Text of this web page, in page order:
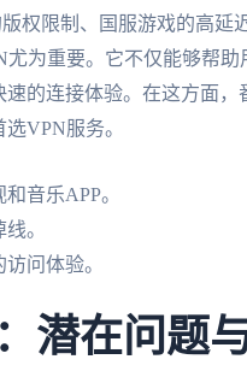
权限制、国服游戏的高延
为重要。它不仅能够帮助
的连接体验。在这方面
VPN服务。
音乐APP。
。
问体验。
潜在问题